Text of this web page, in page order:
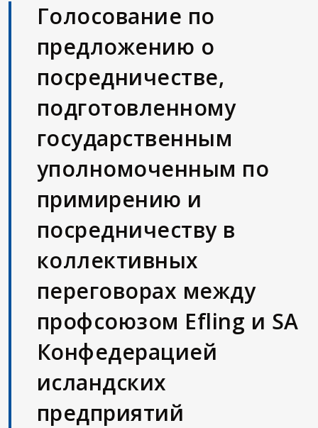
Голосование по
предложению о
посредничестве,
подготовленному
государственным
уполномоченным по
примирению и
посредничеству в
коллективных
переговорах между
профсоюзом Efling и SA
Конфедерацией
исландских
предприятий